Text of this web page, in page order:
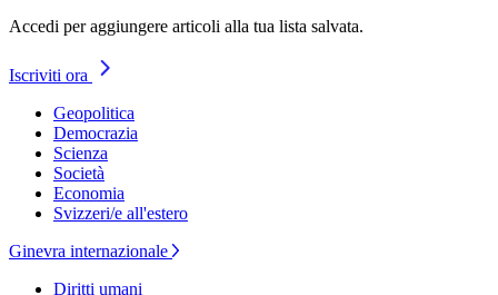
Accedi per aggiungere articoli alla tua lista salvata.
Iscriviti ora
Geopolitica
Democrazia
Scienza
Società
Economia
Svizzeri/e all'estero
Ginevra internazionale
Diritti umani